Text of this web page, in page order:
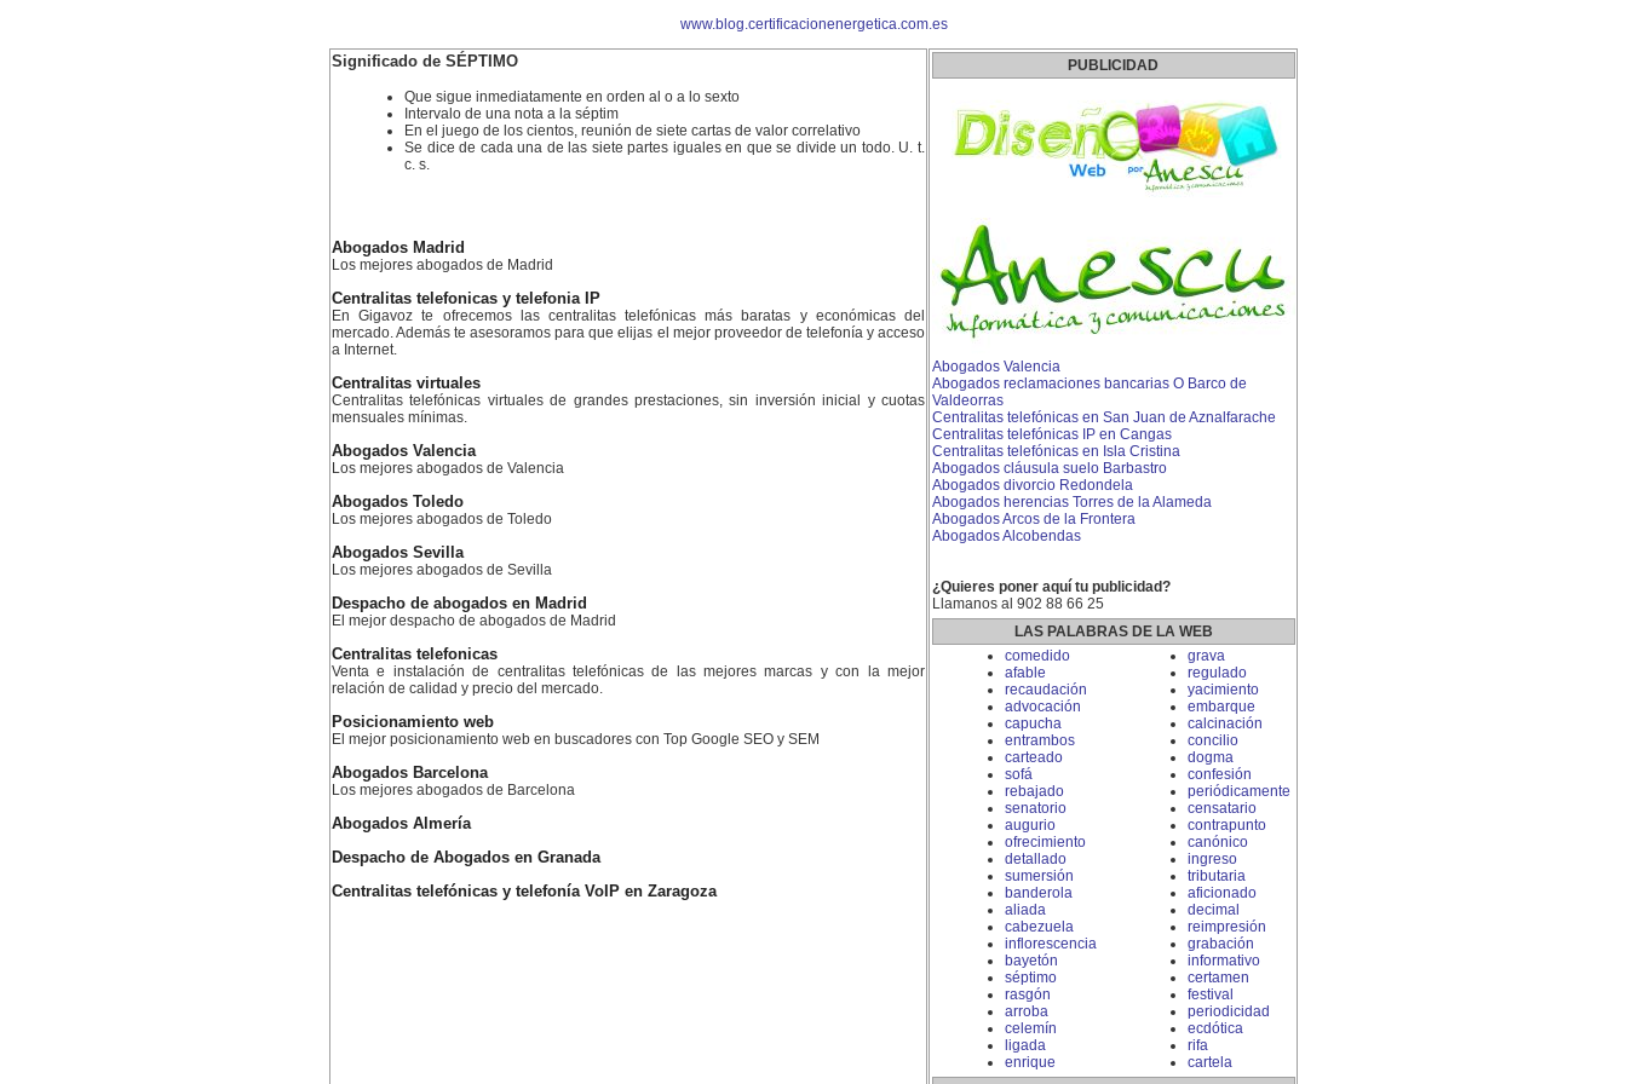
www.blog.certificacionenergetica.com.es
Significado de SÉPTIMO
Que sigue inmediatamente en orden al o a lo sexto
Intervalo de una nota a la séptim
En el juego de los cientos, reunión de siete cartas de valor correlativo
Se dice de cada una de las siete partes iguales en que se divide un todo. U. t.
c. s.
Abogados Madrid
Los mejores abogados de Madrid
Centralitas telefonicas y telefonia IP
En Gigavoz te ofrecemos las centralitas telefónicas más baratas y económicas del
mercado. Además te asesoramos para que elijas el mejor proveedor de telefonía y acceso
a Internet.
Centralitas virtuales
Centralitas telefónicas virtuales de grandes prestaciones, sin inversión inicial y cuotas
mensuales mínimas.
Abogados Valencia
Los mejores abogados de Valencia
Abogados Toledo
Los mejores abogados de Toledo
Abogados Sevilla
Los mejores abogados de Sevilla
Despacho de abogados en Madrid
El mejor despacho de abogados de Madrid
Centralitas telefonicas
Venta e instalación de centralitas telefónicas de las mejores marcas y con la mejor
relación de calidad y precio del mercado.
Posicionamiento web
El mejor posicionamiento web en buscadores con Top Google SEO y SEM
Abogados Barcelona
Los mejores abogados de Barcelona
Abogados Almería
Despacho de Abogados en Granada
Centralitas telefónicas y telefonía VoIP en Zaragoza
PUBLICIDAD
Abogados Valencia
Abogados reclamaciones bancarias O Barco de
Valdeorras
Centralitas telefónicas en San Juan de Aznalfarache
Centralitas telefónicas IP en Cangas
Centralitas telefónicas en Isla Cristina
Abogados cláusula suelo Barbastro
Abogados divorcio Redondela
Abogados herencias Torres de la Alameda
Abogados Arcos de la Frontera
Abogados Alcobendas
¿Quieres poner aquí tu publicidad?
Llamanos al 902 88 66 25
LAS PALABRAS DE LA WEB
comedido
afable
recaudación
advocación
capucha
entrambos
carteado
sofá
rebajado
senatorio
augurio
ofrecimiento
detallado
sumersión
banderola
aliada
cabezuela
inflorescencia
bayetón
séptimo
rasgón
arroba
celemín
ligada
enrique
grava
regulado
yacimiento
embarque
calcinación
concilio
dogma
confesión
periódicamente
censatario
contrapunto
canónico
ingreso
tributaria
aficionado
decimal
reimpresión
grabación
informativo
certamen
festival
periodicidad
ecdótica
rifa
cartela